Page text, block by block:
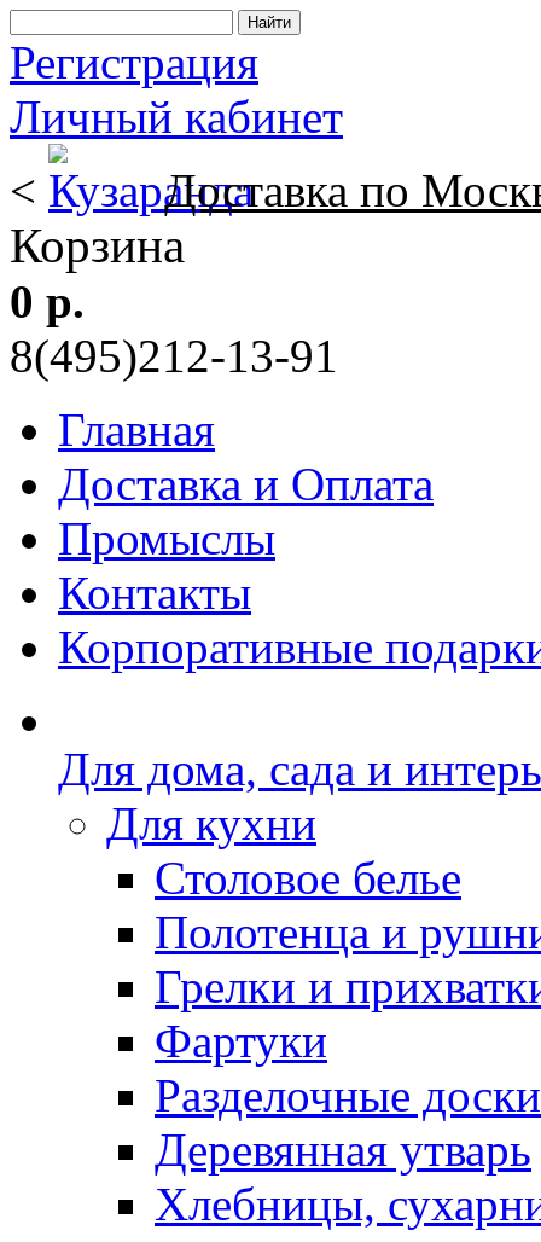
Регистрация
Личный кабинет
<
Доставка по
Корзина
0 р.
8(495)212-13-91
Главная
Доставка и Оплата
Промыслы
Контакты
Корпоративные
Для дома, сада и
Для кухни
Столовое белье
Полотенца и
Грелки и
Фартуки
Разделочные доски
Деревянная утварь
Хлебницы,